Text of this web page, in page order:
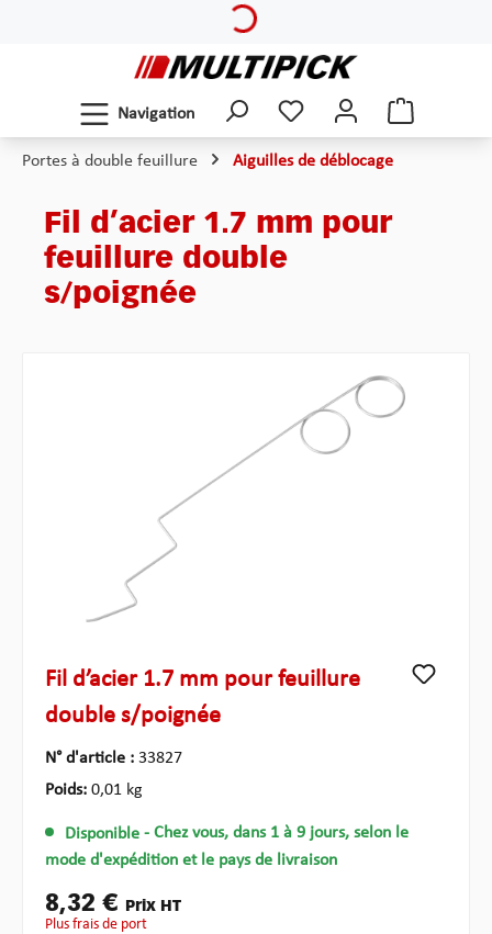
Navigation
Portes à double feuillure Aiguilles de déblocage
Fil d’acier 1.7 mm pour
feuillure double
s/poignée
Fil d’acier 1.7 mm pour feuillure
double s/poignée
N° d'article : 33827
Poids: 0,01 kg
Disponible - Chez vous, dans 1 à 9 jours, selon le
mode d'expédition et le pays de livraison
8,32 € Prix HT
plus frais de port